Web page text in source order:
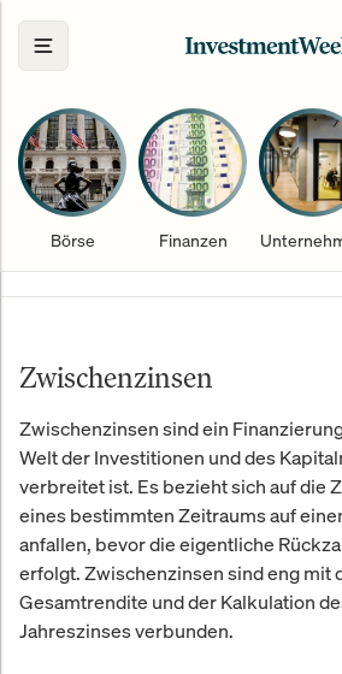
Börse Finanzen
Zwischenzinsen
Zwischenzinsen sind ein
Welt der Investitionen und des
verbreitet ist. Es bezieht sich auf die
eines bestimmten Zeitraums auf
anfallen, bevor die eigentliche
erfolgt. Zwischenzinsen sind eng mit
Gesamtrendite und der Kalkulation
Jahreszinses verbunden.